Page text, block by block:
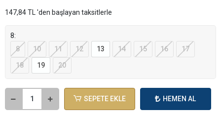
147,84 TL 'den başlayan taksitlerle
8:
8
10 11 12 13 14 15 16 17
18 19 20
SEPETE EKLE HEMEN AL